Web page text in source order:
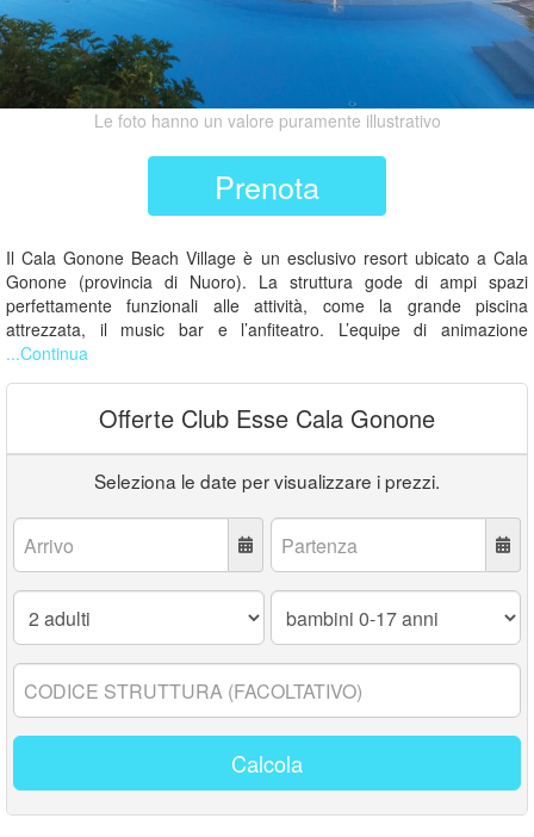
Le foto hanno un valore puramente illustrativo
Prenota
Il Cala Gonone Beach Village è un esclusivo resort ubicato a Cala
Gonone (provincia di Nuoro). La struttura gode di ampi spazi
perfettamente funzionali alle attività, come la grande piscina
attrezzata, il music bar e l’anfiteatro. L’equipe di animazione
...Continua
Offerte Club Esse Cala Gonone
Seleziona le date per visualizzare i prezzi.
Arrivo: Partenza:
Adulti:
Bambini
17
Codice
struttura:
Calcola